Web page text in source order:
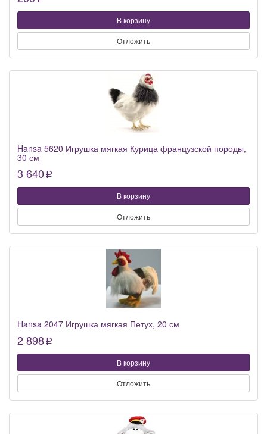
В корзину
Отложить
Hansa 5620 Игрушка мягкая Курица французской породы,
30 см
3 640 p
В корзину
Отложить
Hansa 2047 Игрушка мягкая Петух, 20 см
2 898p
В корзину
Отложить